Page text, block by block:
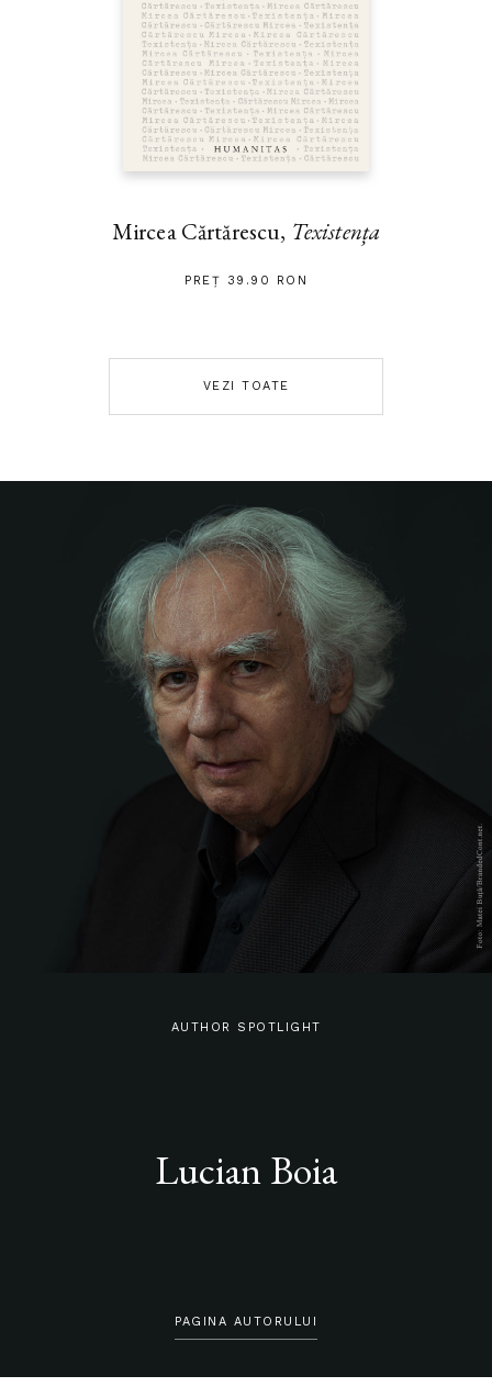
Mircea Cărtărescu, Texistența
PREȚ 39.90 RON
VEZI TOATE
AUTHOR SPOTLIGHT
Lucian Boia
PAGINA AUTORULUI